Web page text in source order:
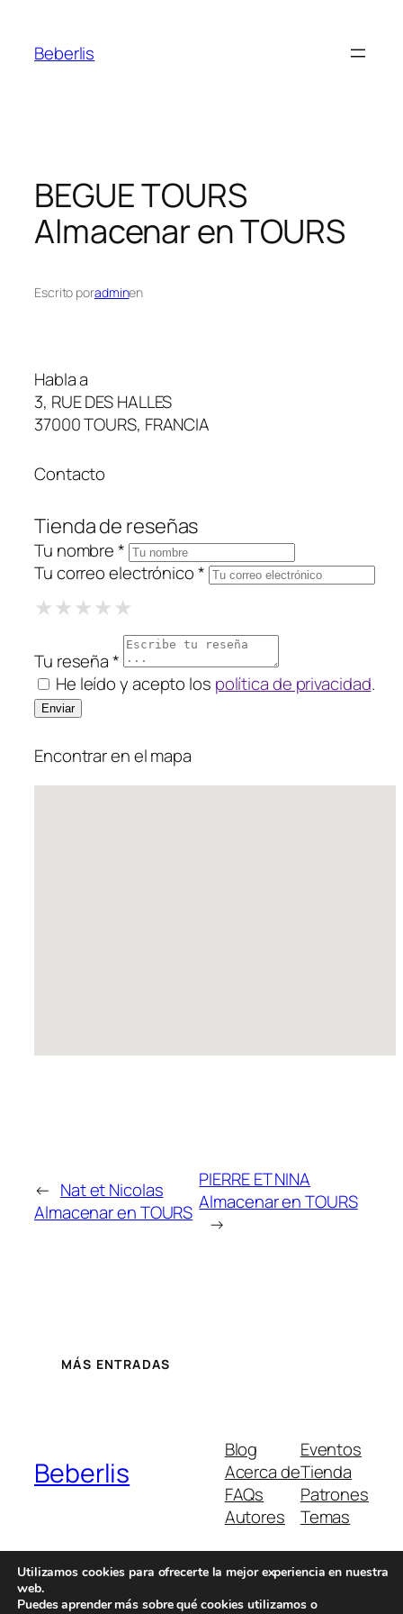
Beberlis
BEGUE TOURS
Almacenar en TOURS
Escrito poradminen
Habla a
3, RUE DES HALLES
37000 TOURS, FRANCIA
Contacto
Tienda de reseñas
Tu nombre *
Tu correo electrónico *
★1 Star
★★2 Stars
★★★3 Stars
★★★★4 Stars
★★★★★
Tu reseña *
He leído y acepto los política de privacidad.
Encontrar en el mapa
← Nat et Nicolas
Almacenar en TOURS
PIERRE ET NINA
Almacenar en TOURS
→
MÁS ENTRADAS
Beberlis
Blog
Acerca de
FAQs
Autores
Eventos
Tienda
Patrones
Temas
Twenty Twenty-Five Diseñado con WordPress
Utilizamos cookies para ofrecerte la mejor experiencia en nuestra
web.
Puedes aprender más sobre qué cookies utilizamos o